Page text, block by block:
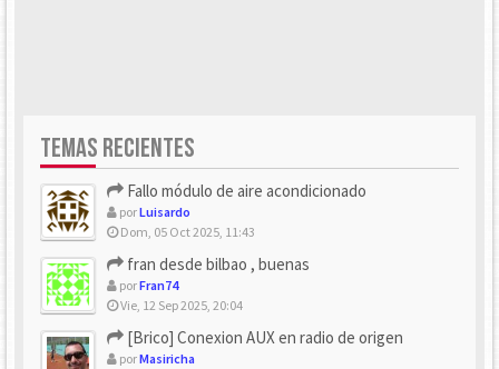
TEMAS RECIENTES
Fallo módulo de aire acondicionado
porLuisardo
Dom, 05 Oct 2025, 11:43
fran desde bilbao , buenas
porFran74
Vie, 12 Sep 2025, 20:04
[Brico] Conexion AUX en radio de origen
porMasiricha